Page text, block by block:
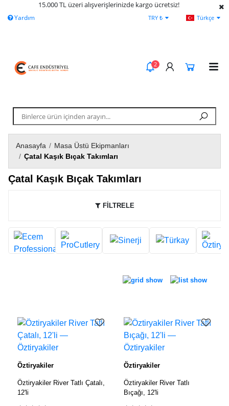
15.000 TL üzeri alışverişlerinizde kargo ücretsiz!
Yardım Ödeme Bildirimi
TRY ₺ Türkçe
2
Anasayfa / Masa Üstü Ekipmanları
/ Çatal Kaşık Bıçak Takımları
Çatal Kaşık Bıçak Takımları
FİLTRELE
Ürün listesi
Öztiryakiler
Öztiryakiler River Tatlı Çatalı,
12'li
Öztiryakiler
Öztiryakiler River Tatlı
Bıçağı, 12'li